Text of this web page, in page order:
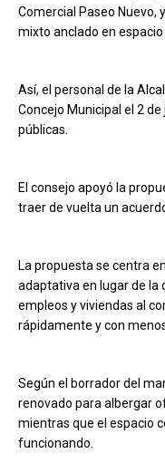
Comercial Paseo Nuevo,
mixto anclado en
Así, el personal de la
Concejo Municipal el 2
públicas.
El consejo apoyó la
traer de vuelta un
La propuesta se centra
adaptativa en lugar de la
empleos y viviendas al
rápidamente y con
Según el borrador del
renovado para albergar
mientras que el espacio
funcionando.